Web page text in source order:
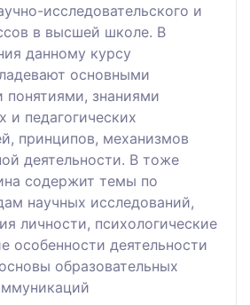
исследовательского и
в высшей школе. В
данному курсу
основными
понятиями, знаниями
и педагогических
принципов, механизмов
деятельности. В тоже
содержит темы по
научных исследований,
личности, психологические
особенности деятельности
образовательных